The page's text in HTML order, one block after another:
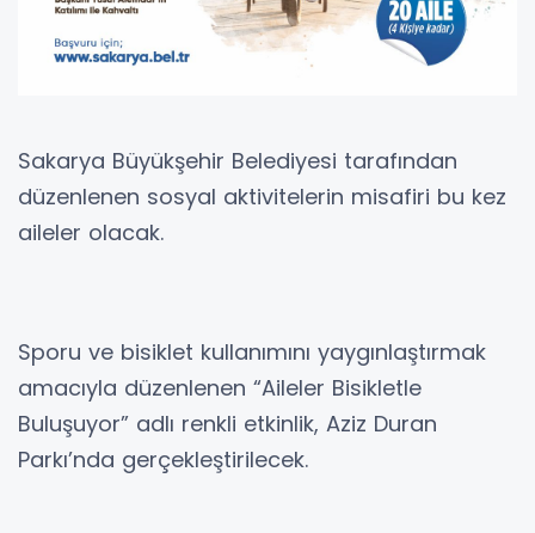
Sakarya Büyükşehir Belediyesi tarafından
düzenlenen sosyal aktivitelerin misafiri bu kez
aileler olacak.
Sporu ve bisiklet kullanımını yaygınlaştırmak
amacıyla düzenlenen “Aileler Bisikletle
Buluşuyor” adlı renkli etkinlik, Aziz Duran
Parkı’nda gerçekleştirilecek.